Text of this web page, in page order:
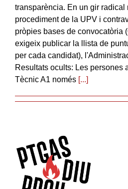
transparència. En un gir radical
procediment de la UPV i
pròpies bases de convocatòria
exigeix publicar la llista de
per cada candidat),
Resultats ocults: Les persones
Tècnic A1 només [...]